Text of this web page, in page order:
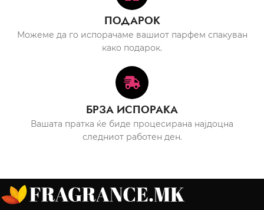
ПОДАРОК
Можеме да го испорачаме вашиот парфем спакуван
како подарок.
БРЗА ИСПОРАКА
Вашата пратка ќе биде процесирана најдоцна
следниот работен ден.